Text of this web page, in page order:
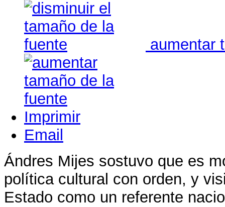
aumentar
Imprimir
Email
Ándres Mijes sostuvo que es
política cultural con orden, y
Estado como un referente